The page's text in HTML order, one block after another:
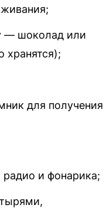
— шоколад или
хранятся);
для получения
радио и фонарика;